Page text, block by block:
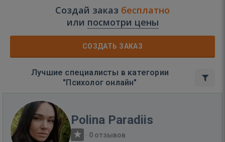
Создай заказ бесплатно
или посмотри цены
СОЗДАТЬ ЗАКАЗ
Лучшие специалисты в категории
"Психолог онлайн"
Polina Paradiis
· 0 отзывов